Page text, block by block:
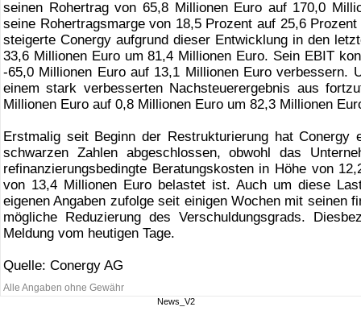
seinen Rohertrag von 65,8 Millionen Euro auf 170,0
seine Rohertragsmarge von 18,5 Prozent auf 25,6
steigerte Conergy aufgrund dieser Entwicklung in den
33,6 Millionen Euro um 81,4 Millionen Euro. Sein EBIT
-65,0 Millionen Euro auf 13,1 Millionen Euro verbessern.
einem stark verbesserten Nachsteuerergebnis aus
Millionen Euro auf 0,8 Millionen Euro um 82,3 Millionen
Erstmalig seit Beginn der Restrukturierung hat Conergy
schwarzen Zahlen abgeschlossen, obwohl das
refinanzierungsbedingte Beratungskosten in Höhe von
von 13,4 Millionen Euro belastet ist. Auch um diese
eigenen Angaben zufolge seit einigen Wochen mit seinen
mögliche Reduzierung des Verschuldungsgrads.
Meldung vom heutigen Tage.
Quelle: Conergy AG
Alle Angaben ohne Gewähr
News_V2